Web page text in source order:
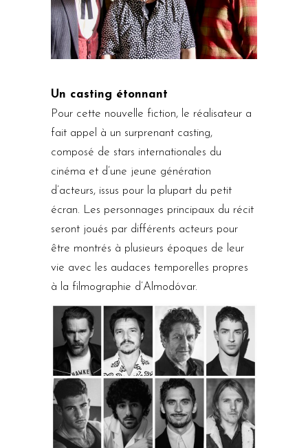
Un casting étonnant
Pour cette nouvelle fiction, le réalisateur a
fait appel à un surprenant casting,
composé de stars internationales du
cinéma et d’une jeune génération
d’acteurs, issus pour la plupart du petit
écran. Les personnages principaux du récit
seront joués par différents acteurs pour
être montrés à plusieurs époques de leur
vie avec les audaces temporelles propres
à la filmographie d’Almodóvar.